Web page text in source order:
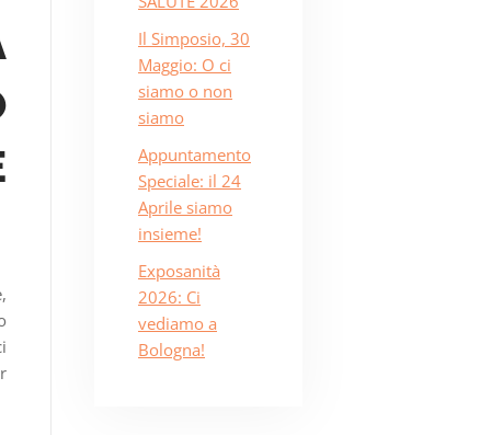
Il Simposio, 30
Maggio: O ci
siamo o non
siamo
Appuntamento
Speciale: il 24
Aprile siamo
insieme!
Exposanità
2026: Ci
vediamo a
Bologna!